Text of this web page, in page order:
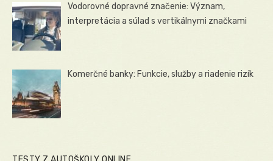
Vodorovné dopravné značenie: Význam,
interpretácia a súlad s vertikálnymi značkami
Komerčné banky: Funkcie, služby a riadenie rizík